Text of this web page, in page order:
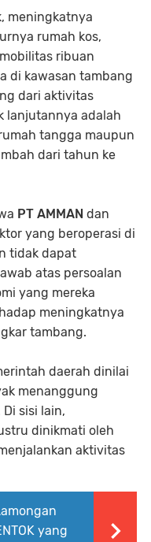
meningkatnya
rumah kos,
ribuan
di kawasan tambang
dari aktivitas
lanjutannya adalah
tangga maupun
dari tahun ke
PT AMMAN dan
yang beroperasi di
tidak dapat
atas persoalan
yang mereka
meningkatnya
tambang.
daerah dinilai
menanggung
sisi lain,
dinikmati oleh
aktivitas
yang